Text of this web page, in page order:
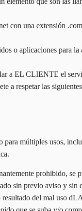
con una extensión
o aplicaciones para
a EL CLIENTE el
a respetar las
múltiples usos,
prohibido,
sin previo aviso y
resultado del mal uso